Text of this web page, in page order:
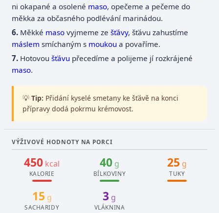
ni okapané a osolené maso, opečeme a pečeme do
měkka za občasného podlévání marinádou.
Měkké maso vyjmeme zešťávy, šťávu zahustíme
máslem smíchaným s moukou a povaříme.
Hotovoušťávu přecedíme a polijeme jí rozkrájené
maso.
💡 Tip: Přidání kyselé smetany ke šťávě na konci
přípravy dodá pokrmu krémovost.
VÝŽIVOVÉ HODNOTY NA PORCI
450 kcal
KALORIE
40g
BÍLKOVINY
25 g
TUKY
15 g
SACHARIDY
3 g
VLÁKNINA